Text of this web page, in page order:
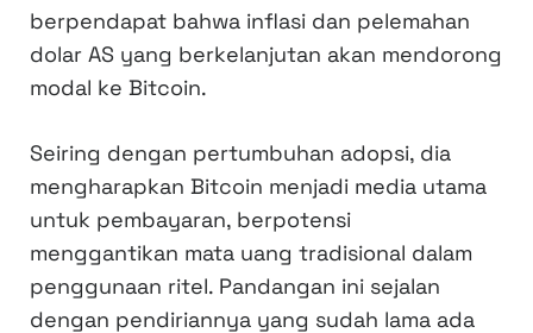
berpendapat bahwa inflasi dan pelemahan
dolar AS yang berkelanjutan akan mendorong
modal ke Bitcoin.
Seiring dengan pertumbuhan adopsi, dia
mengharapkan Bitcoin menjadi media utama
untuk pembayaran, berpotensi
menggantikan mata uang tradisional dalam
penggunaan ritel. Pandangan ini sejalan
dengan pendiriannya yang sudah lama ada